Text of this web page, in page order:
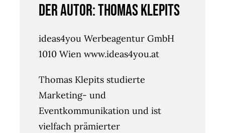
Der Autor: Thomas Klepits
ideas4you Werbeagentur GmbH
1010 Wien www.ideas4you.at
Thomas Klepits studierte
Marketing- und
Eventkommunikation und ist
vielfach prämierter